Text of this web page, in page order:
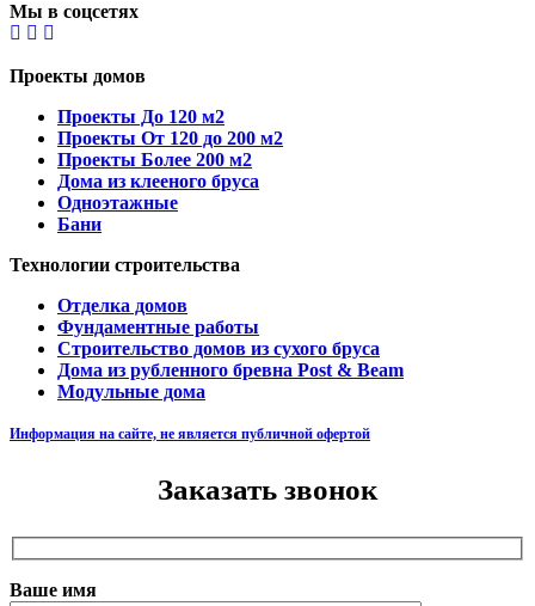
Мы в соцсетях
Проекты домов
Проекты До 120 м2
Проекты От 120 до 200 м2
Проекты Более 200 м2
Дома из клееного бруса
Одноэтажные
Бани
Технологии строительства
Отделка домов
Фундаментные работы
Строительство домов из сухого бруса
Дома из рубленного бревна Post & Beam
Модульные дома
Информация на сайте, не является публичной офертой
Заказать звонок
Ваше имя